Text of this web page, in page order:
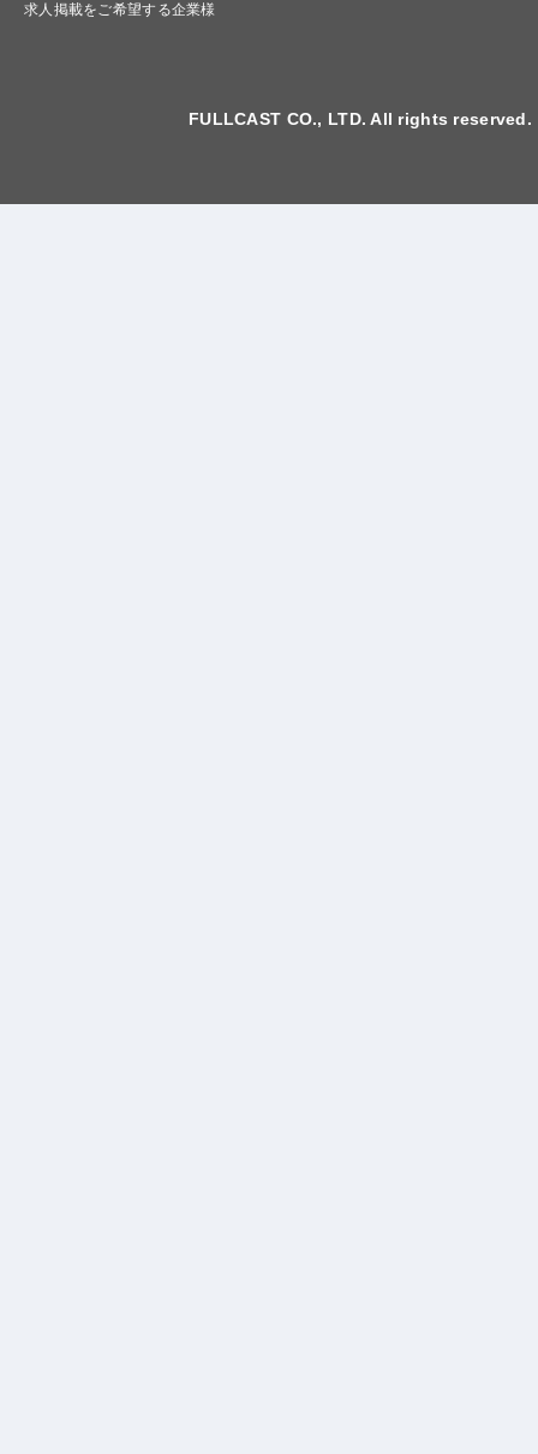
求人掲載をご希望する企業様
FULLCAST CO., LTD. All rights reserved.